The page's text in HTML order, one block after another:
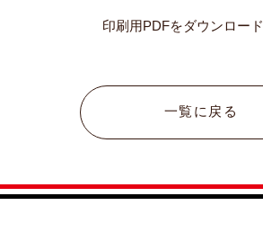
印刷用PDFをダウンロード
一覧に戻る